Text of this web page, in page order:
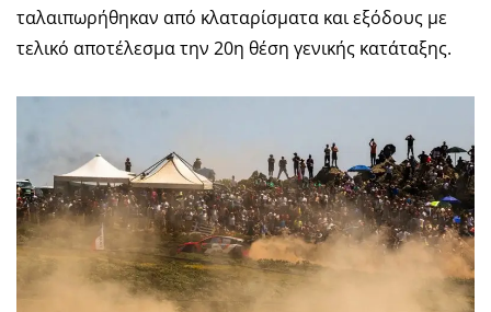
ταλαιπωρήθηκαν από κλαταρίσματα και εξόδους με
τελικό αποτέλεσμα την 20η θέση γενικής κατάταξης.